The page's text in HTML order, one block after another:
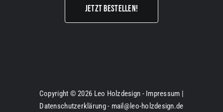
JETZT BESTELLEN!
Copyright ©2026 Leo Holzdesign - Impressum |
Datenschutzerklärung- mail@leo-holzdesign.de